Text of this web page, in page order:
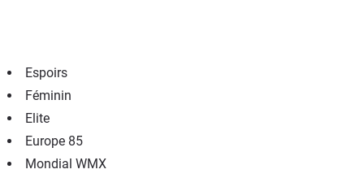
Espoirs
Féminin
Elite
Europe 85
Mondial WMX